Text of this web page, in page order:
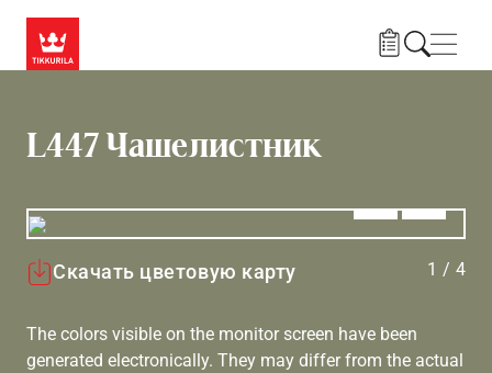
L447 Чашелистник
Скачать цветовую карту 1 / 4
The colors visible on the monitor screen have been
generated electronically. They may differ from the actual